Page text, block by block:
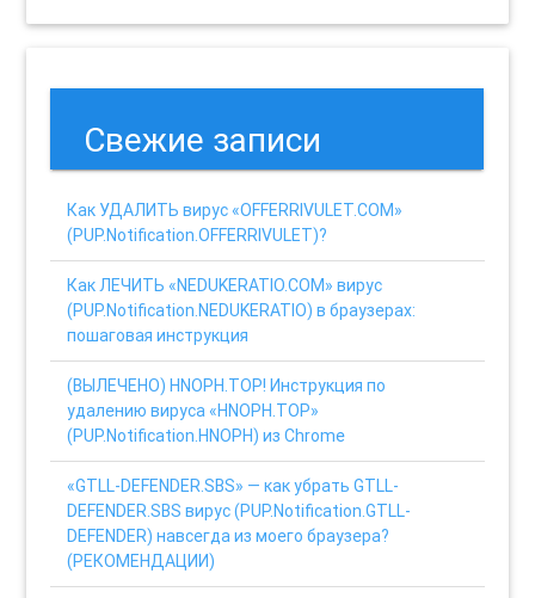
Свежие записи
Как УДАЛИТЬ вирус «OFFERRIVULET.COM»
(PUP.Notification.OFFERRIVULET)?
Как ЛЕЧИТЬ «NEDUKERATIO.COM» вирус
(PUP.Notification.NEDUKERATIO) в браузерах:
пошаговая инструкция
(ВЫЛЕЧЕНО) HNOPH.TOP! Инструкция по
удалению вируса «HNOPH.TOP»
(PUP.Notification.HNOPH) из Chrome
«GTLL-DEFENDER.SBS» — как убрать GTLL-
DEFENDER.SBS вирус (PUP.Notification.GTLL-
DEFENDER) навсегда из моего браузера?
(РЕКОМЕНДАЦИИ)